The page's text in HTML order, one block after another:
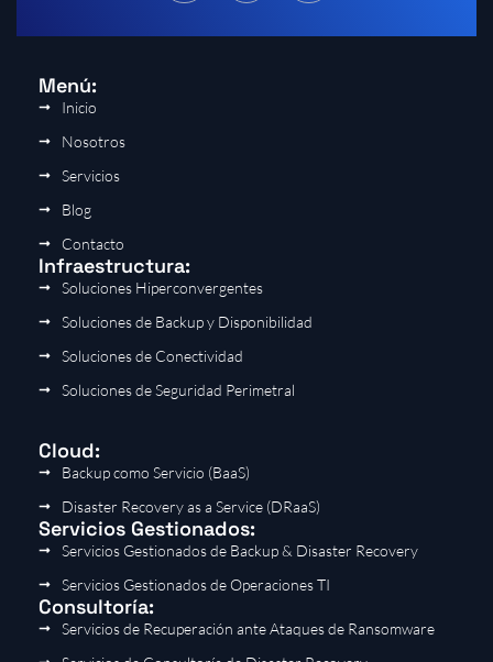
Menú:
Inicio
Nosotros
Servicios
Blog
Contacto
Infraestructura:
Soluciones Hiperconvergentes
Soluciones de Backup y Disponibilidad
Soluciones de Conectividad
Soluciones de Seguridad Perimetral
Cloud:
Backup como Servicio (BaaS)
Disaster Recovery as a Service (DRaaS)
Servicios Gestionados:
Servicios Gestionados de Backup & Disaster Recovery
Servicios Gestionados de Operaciones TI
Consultoría:
Servicios de Recuperación ante Ataques de Ransomware